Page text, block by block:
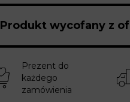
Produkt wycofany z
Prezent do
każdego
zamówienia